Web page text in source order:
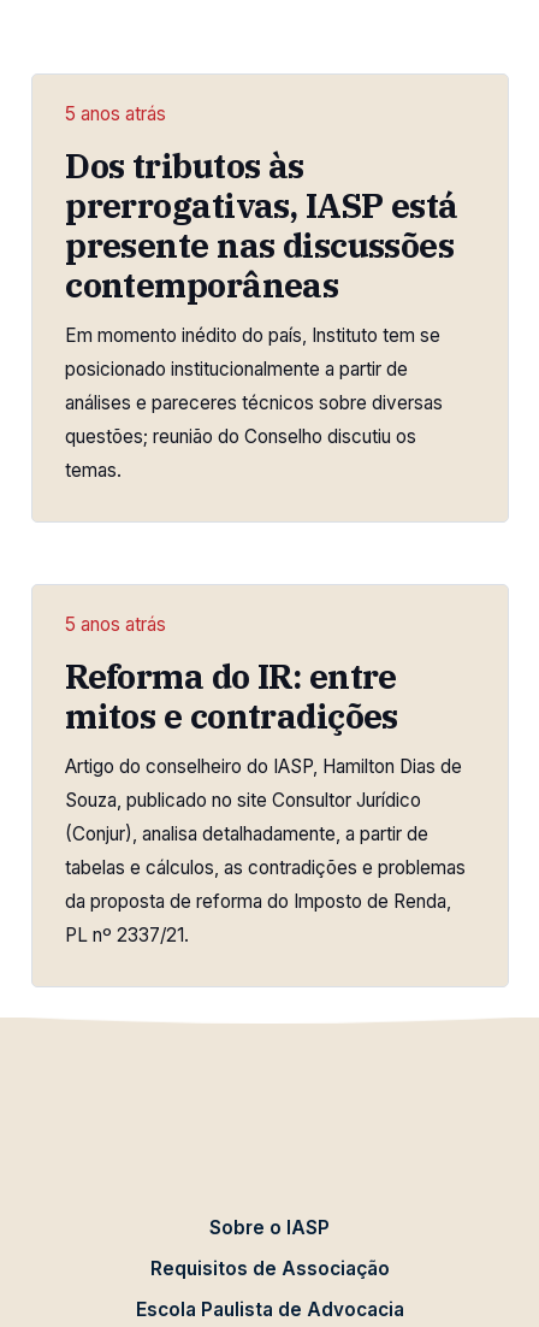
5 anos atrás
Dos tributos às
prerrogativas, IASP está
presente nas discussões
contemporâneas
Em momento inédito do país, Instituto tem se
posicionado institucionalmente a partir de
análises e pareceres técnicos sobre diversas
questões; reunião do Conselho discutiu os
temas.
5 anos atrás
Reforma do IR: entre
mitos e contradições
Artigo do conselheiro do IASP, Hamilton Dias de
Souza, publicado no site Consultor Jurídico
(Conjur), analisa detalhadamente, a partir de
tabelas e cálculos, as contradições e problemas
da proposta de reforma do Imposto de Renda,
PL nº 2337/21.
Sobre o IASP
Requisitos de Associação
Escola Paulista de Advocacia